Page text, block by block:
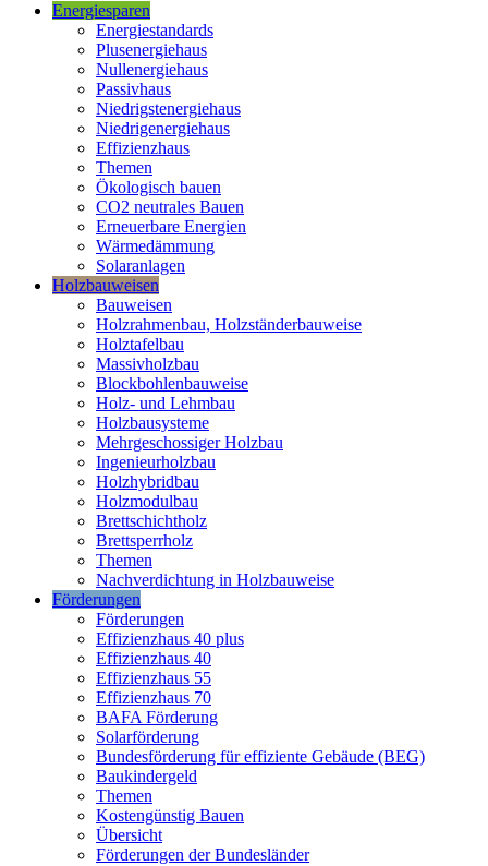
Energiesparen
Energiestandards
Plusenergiehaus
Nullenergiehaus
Passivhaus
Niedrigstenergiehaus
Niedrigenergiehaus
Effizienzhaus
Themen
Ökologisch bauen
CO2 neutrales Bauen
Erneuerbare Energien
Wärmedämmung
Solaranlagen
Holzbauweisen
Bauweisen
Holzrahmenbau, Holzständerbauweise
Holztafelbau
Massivholzbau
Blockbohlenbauweise
Holz- und Lehmbau
Holzbausysteme
Mehrgeschossiger Holzbau
Ingenieurholzbau
Holzhybridbau
Holzmodulbau
Brettschichtholz
Brettsperrholz
Themen
Nachverdichtung in Holzbauweise
Förderungen
Förderungen
Effizienzhaus 40 plus
Effizienzhaus 40
Effizienzhaus 55
Effizienzhaus 70
BAFA Förderung
Solarförderung
Bundesförderung für effiziente Gebäude (BEG)
Baukindergeld
Themen
Kostengünstig Bauen
Übersicht
Förderungen der Bundesländer